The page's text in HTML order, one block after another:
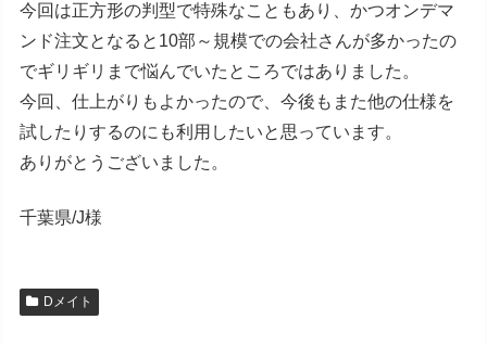
今回は正方形の判型で特殊なこともあり、かつオンデマ
ンド注文となると10部～規模での会社さんが多かったの
でギリギリまで悩んでいたところではありました。
今回、仕上がりもよかったので、今後もまた他の仕様を
試したりするのにも利用したいと思っています。
ありがとうございました。
千葉県/J様
Dメイト